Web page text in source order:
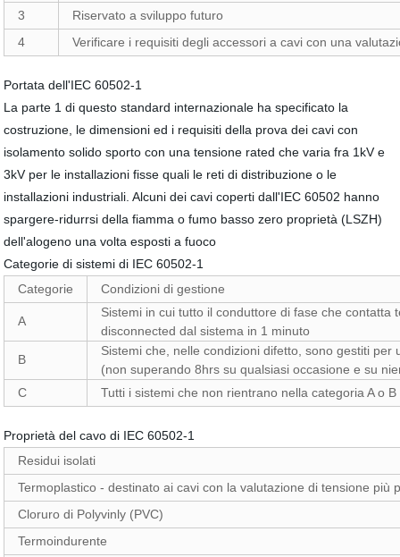
3
Riservato a sviluppo futuro
4
Verificare i requisiti degli accessori a cavi con una
Portata dell'IEC 60502-1
La parte 1 di questo standard internazionale ha specificato la
costruzione, le dimensioni ed i requisiti della prova dei cavi con
isolamento solido sporto con una tensione rated che varia fra 1kV e
3kV per le installazioni fisse quali le reti di distribuzione o le
installazioni industriali. Alcuni dei cavi coperti dall'IEC 60502 hanno
spargere-ridurrsi della fiamma o fumo basso zero proprietà (LSZH)
dell'alogeno una volta esposti a fuoco
Categorie di sistemi di IEC 60502-1
Categorie
Condizioni di gestione
A
Sistemi in cui tutto il conduttore di fase che contatta
disconnected dal sistema in 1 minuto
B
Sistemi che, nelle condizioni difetto, sono gestiti
(non superando 8hrs su qualsiasi occasione e su
C
Tutti i sistemi che non rientrano nella categoria A o B
Proprietà del cavo di IEC 60502-1
Residui isolati
Termoplastico - destinato ai cavi con la valutazione di tensione più
Cloruro di Polyvinly (PVC)
Termoindurente